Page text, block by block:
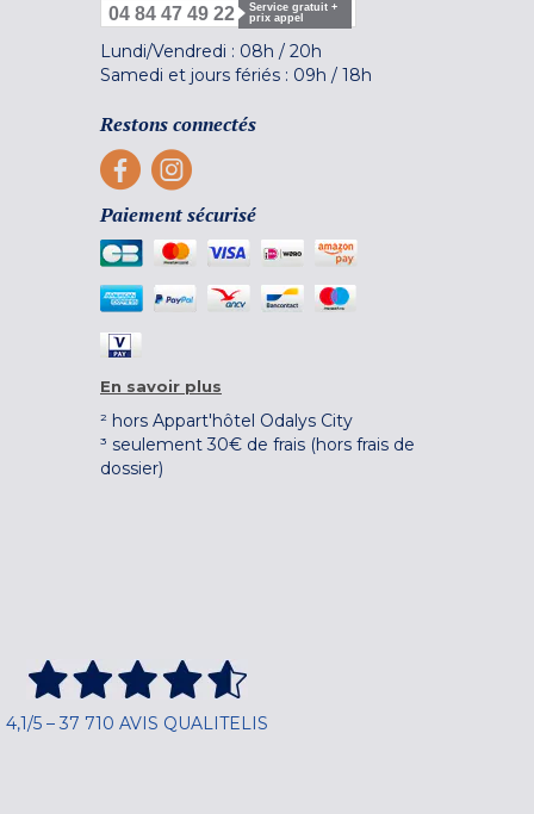
04 84 47 49 22
Service gratuit +
prix appel
Lundi/Vendredi : 08h / 20h
Samedi et jours fériés : 09h / 18h
Restons connectés
Paiement sécurisé
En savoir plus
² hors Appart'hôtel Odalys City
³ seulement 30€ de frais (hors frais de
dossier)
4,1/5 – 37 710 AVIS QUALITELIS